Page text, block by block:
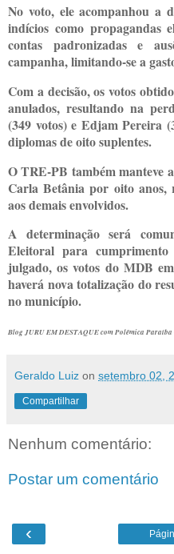
No voto, ele acompanhou a
indícios como propagandas
contas padronizadas e
campanha, limitando-se a
Com a decisão, os votos
anulados, resultando na
(349 votos) e Edjam Pereira
diplomas de oito suplentes.
O TRE-PB também manteve
Carla Betânia por oito anos,
aos demais envolvidos.
A determinação será
Eleitoral para
julgado, os votos do MDB
haverá nova totalização do
no município.
Blog JURU EM DESTAQUE com Polêmica Paraíba
Geraldo Luiz on setembro 02,
Compartilhar
Nenhum comentário:
Postar um comentário
‹